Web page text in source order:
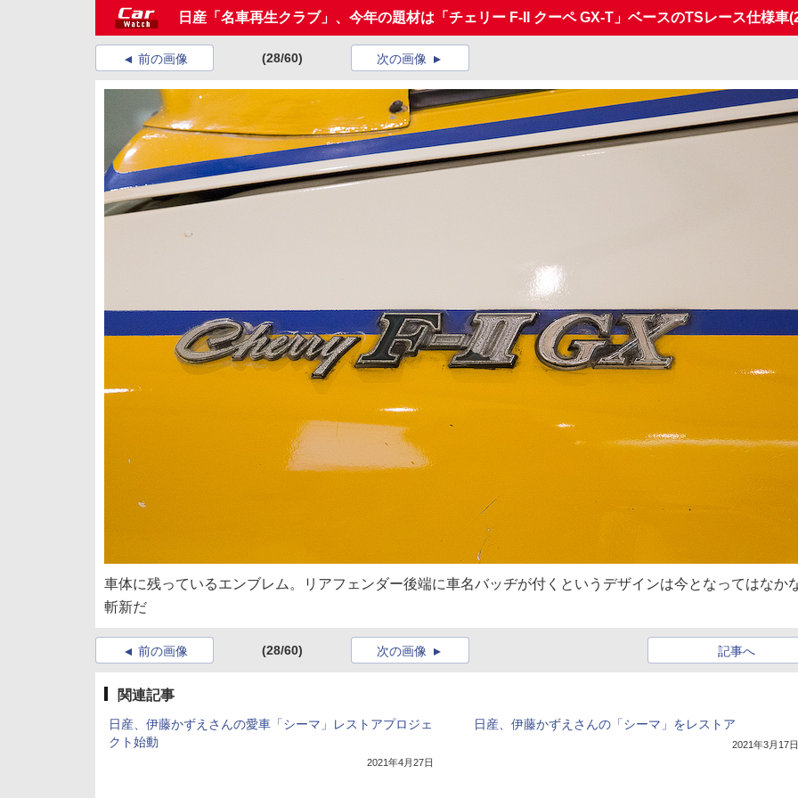
日産「名車再生クラブ」、今年の題材は「チェリー F-II クーペ GX-T」ベースのTSレース仕様車
前の画像 (28/60) 次の画像
車体に残っているエンブレム。リアフェンダー後端に車名バッヂが付くというデザインは今となってはなか
斬新だ
前の画像 (28/60) 記事へ
次の画像
関連記事
日産、伊藤かずえさんの愛車「シーマ」レストアプロジェ
クト始動
2021年4月27日
日産、伊藤かずえさんの「シーマ」をレストア
2021年3月17日